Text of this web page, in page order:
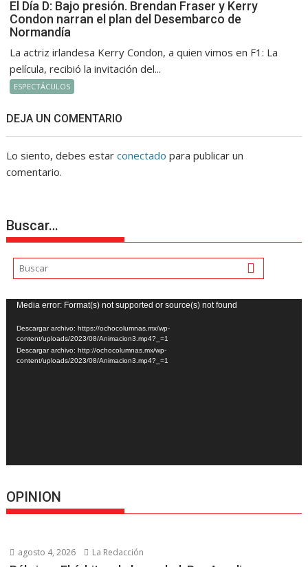
El Día D: Bajo presión. Brendan Fraser y Kerry
Condon narran el plan del Desembarco de
Normandía
La actriz irlandesa Kerry Condon, a quien vimos en F1: La
película, recibió la invitación del...
ESPECTÁCULOS
DEJA UN COMENTARIO
Lo siento, debes estarconectado para publicar un
comentario.
Buscar…
Reproductor
de
vídeo
Media error: Format(s) not supported or source(s) not found
Descargar archivo: https://ochocolumnas.mx/wp-
content/uploads/2023/08/Animacion3.mp4?_=1
Descargar archivo: http://ochocolumnas.mx/wp-
content/uploads/2023/08/Animacion3.mp4?_=1
OPINION
agosto 4, 2026 La Redacción